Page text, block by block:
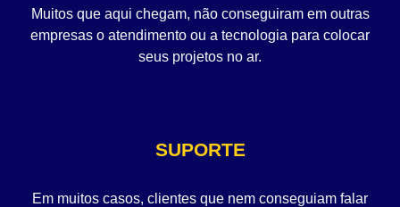
Muitos que aqui chegam, não conseguiram em outras
empresas o atendimento ou a tecnologia para colocar
seus projetos no ar.
SUPORTE
Em muitos casos, clientes que nem conseguiam falar